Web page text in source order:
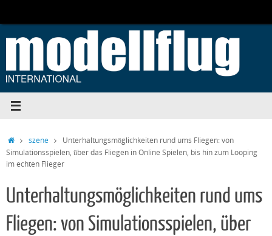
Startszene
Unterhaltungsmöglichkeiten rund ums Fliegen: von
Simulationsspielen, über das Fliegen in Online Spielen, bis hin zum Looping
im echten Flieger
Unterhaltungsmöglichkeiten rund ums
Fliegen: von Simulationsspielen, über